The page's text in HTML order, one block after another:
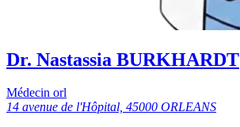
Dr. Nastassia BURKHARDT
Médecin orl
14 avenue de l'Hôpital, 45000 ORLEANS